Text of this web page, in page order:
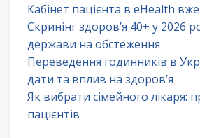
Кабінет пацієнта в eHealth
Скринінг здоров’я 40+ у 2026
держави на обстеження
Переведення годинників в
дати та вплив на здоров’я
Як вибрати сімейного лікаря:
пацієнтів